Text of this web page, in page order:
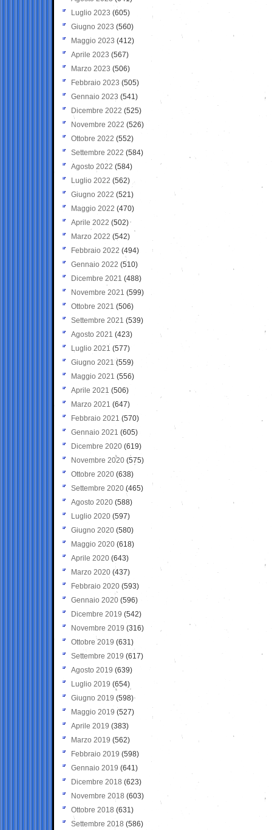
Luglio 2023 (605)
Giugno 2023 (560)
Maggio 2023 (412)
Aprile 2023 (567)
Marzo 2023 (506)
Febbraio 2023 (505)
Gennaio 2023 (541)
Dicembre 2022 (525)
Novembre 2022 (526)
Ottobre 2022 (552)
Settembre 2022 (584)
Agosto 2022 (584)
Luglio 2022 (562)
Giugno 2022 (521)
Maggio 2022 (470)
Aprile 2022 (502)
Marzo 2022 (542)
Febbraio 2022 (494)
Gennaio 2022 (510)
Dicembre 2021 (488)
Novembre 2021 (599)
Ottobre 2021 (506)
Settembre 2021 (539)
Agosto 2021 (423)
Luglio 2021 (577)
Giugno 2021(559)
Maggio 2021 (556)
Aprile 2021 (506)
Marzo 2021 (647)
Febbraio 2021 (570)
Gennaio 2021 (605)
Dicembre 2020 (619)
Novembre 2020 (575)
Ottobre 2020 (638)
Settembre 2020(465)
Agosto 2020 (588)
Luglio 2020 (597)
Giugno 2020 (580)
Maggio 2020 (618)
Aprile 2020 (643)
Marzo 2020 (437)
Febbraio 2020 (593)
Gennaio 2020 (596)
Dicembre 2019 (542)
Novembre 2019 (316)
Ottobre 2019 (631)
Settembre 2019 (617)
Agosto 2019 (639)
Luglio 2019 (654)
Giugno 2019 (598)
Maggio 2019 (527)
Aprile 2019 (383)
Marzo 2019 (562)
Febbraio 2019 (598)
Gennaio 2019 (641)
Dicembre 2018 (623)
Novembre 2018 (603)
Ottobre 2018 (631)
Settembre 2018 (586)